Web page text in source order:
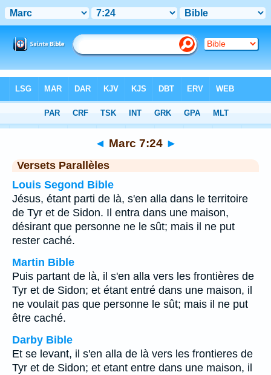
Chapitre 7> Verset 24
◄ Marc 7:24 ►
Versets Parallèles
Louis Segond Bible
Jésus, étant parti de là, s'en alla dans le territoire
de Tyr et de Sidon. Il entra dans une maison,
désirant que personne ne le sût; mais il ne put
rester caché.
Martin Bible
Puis partant de là, il s'en alla vers les frontières de
Tyr et de Sidon; et étant entré dans une maison, il
ne voulait pas que personne le sût; mais il ne put
être caché.
Darby Bible
Et se levant, il s'en alla de là vers les frontieres de
Tyr et de Sidon; et etant entre dans une maison, il